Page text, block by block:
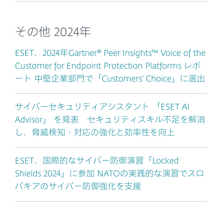
その他 2024年
ESET、2024年Gartner® Peer Insights™ Voice of the
Customer for Endpoint Protection Platforms レポ
ート 中堅企業部門で「Customers' Choice」に選出
サイバーセキュリティアシスタント 「ESET AI
Advisor」 を発表 セキュリティスキル不足を解消
し、脅威検知・対応の強化と効率性を向上
ESET、国際的なサイバー防御演習「Locked
Shields 2024」に参加 NATOの実践的な演習でスロ
バキアのサイバー防御強化を支援